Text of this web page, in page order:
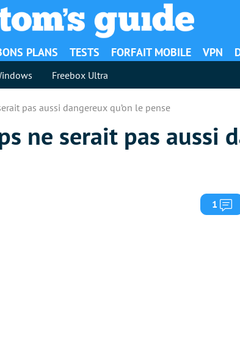
PLANS TESTS FORFAIT MOBILE VPN
Freebox Ultra
pas aussi dangereux qu’on le pense
ne serait pas aussi
1